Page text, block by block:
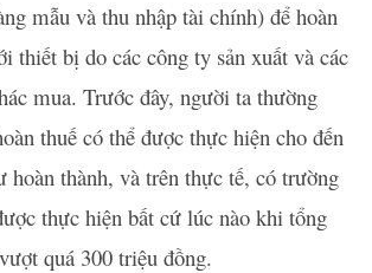
mẫu và thu nhập tài chính) để hoàn
thiết bị do các công ty sản xuất và các
mua. Trước đây, người ta thường
thuế có thể được thực hiện cho đến
hoàn thành, và trên thực tế, có trường
thực hiện bất cứ lúc nào khi tổng
quá 300 triệu đồng.